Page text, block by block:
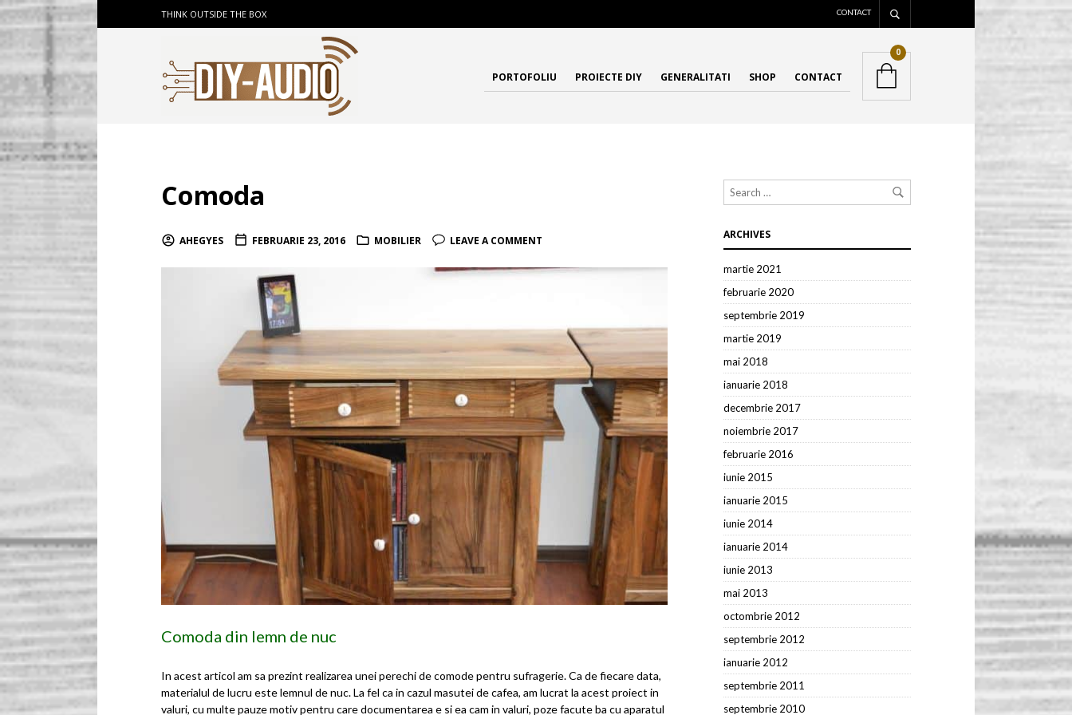
THINK OUTSIDE THE BOX CONTACT
PORTOFOLIU PROIECTE DIY GENERALITATI SHOP CONTACT
0
Comoda
AHEGYES FEBRUARIE 23, 2016 MOBILIER LEAVE A COMMENT
Comoda din lemn de nuc
In acest articol am sa prezint realizarea unei perechi de comode pentru sufragerie. Ca de fiecare data,
materialul de lucru este lemnul de nuc. La fel ca in cazul masutei de cafea, am lucrat la acest proiect in
valuri, cu multe pauze motiv pentru care documentarea e si ea cam in valuri, poze facute ba cu aparatul
ARCHIVES
martie 2021
februarie 2020
septembrie 2019
martie 2019
mai 2018
ianuarie 2018
decembrie 2017
noiembrie 2017
februarie 2016
iunie 2015
ianuarie 2015
iunie 2014
ianuarie 2014
iunie 2013
mai 2013
octombrie 2012
septembrie 2012
ianuarie 2012
septembrie 2011
septembrie 2010